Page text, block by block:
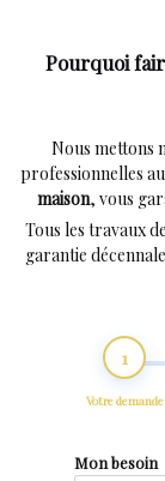
Pourquoi
Nous mettons
professionnelles
maison, vous
Tous les travaux de
garantie
1
Votre demande
Mon besoin